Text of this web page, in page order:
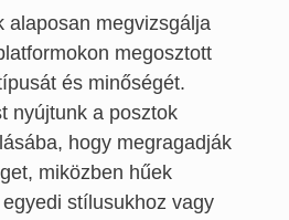
alaposan megvizsgálja
megosztott
és minőségét.
nyújtunk a posztok
hogy megragadják
miközben hűek
stílusukhoz vagy